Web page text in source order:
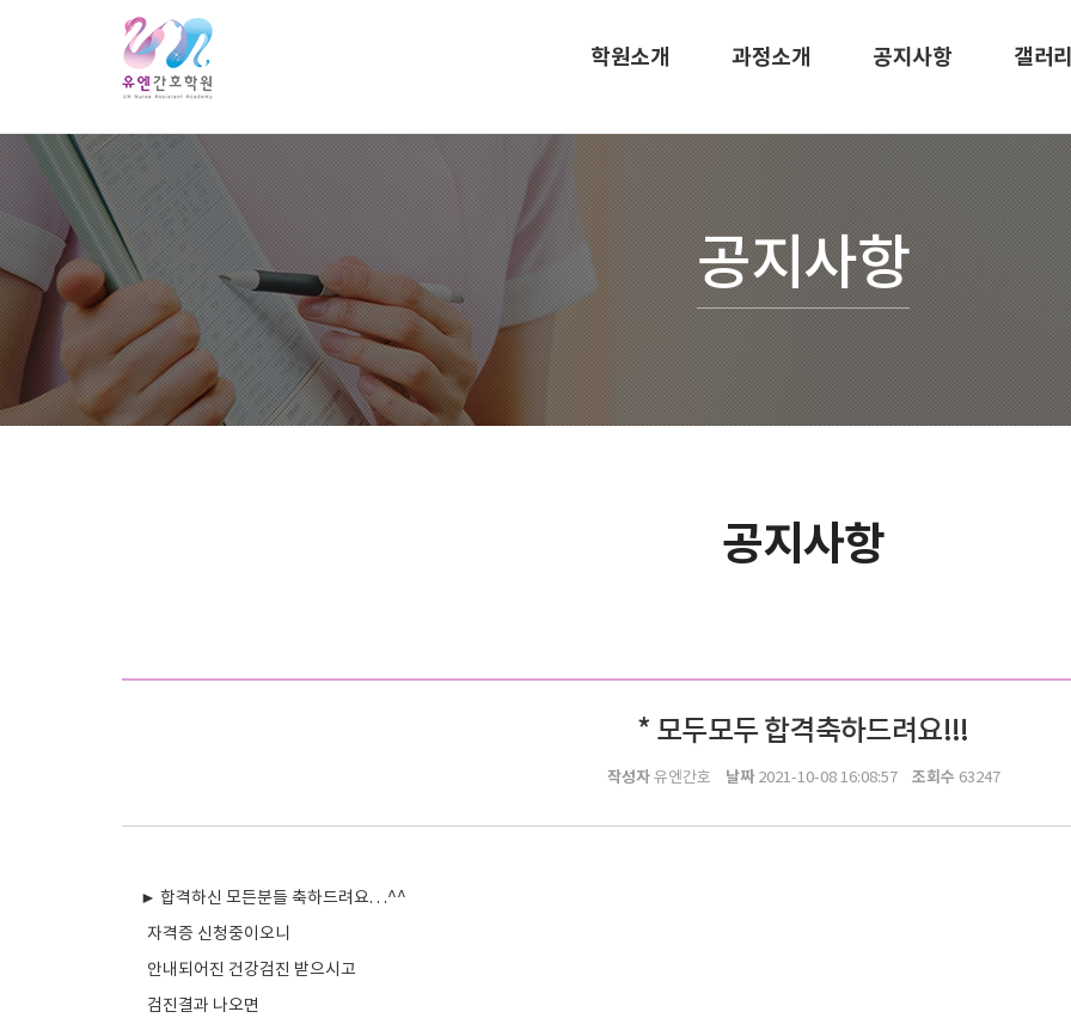
학원소개 과정소개 공지사항 갤러
공지사항
공지사항
* 모두모두 합격축하드려요!!!
작성자유엔간호 날짜2021-10-08 16:08:57 조회수 63247
► 합격하신 모든분들 축하드려요. . .^^
자격증 신청중이오니
안내되어진 건강검진 받으시고
검진결과 나오면